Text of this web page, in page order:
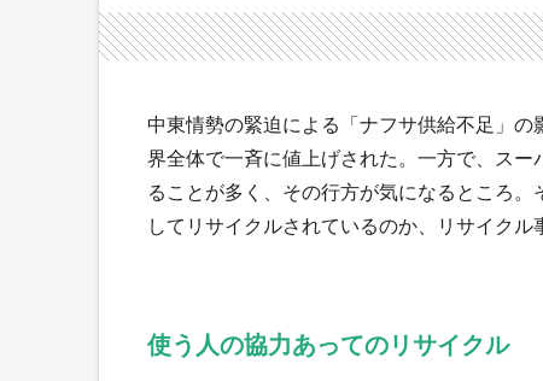
中東情勢の緊迫による「ナフサ供給不足」
界全体で一斉に値上げされた。一方で、ス
ることが多く、その行方が気になるところ
してリサイクルされているのか、リサイク
使う人の協力あってのリサイクル